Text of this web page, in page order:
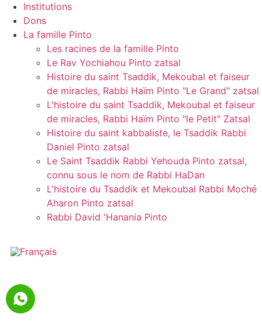
Institutions
Dons
La famille Pinto
Les racines de la famille Pinto
Le Rav Yochiahou Pinto zatsal
Histoire du saint Tsaddik, Mekoubal et faiseur
de miracles, Rabbi Haïm Pinto "Le Grand" zatsal
L'histoire du saint Tsaddik, Mekoubal et faiseur
de miracles, Rabbi Haïm Pinto "le Petit" Zatsal
Histoire du saint kabbaliste, le Tsaddik Rabbi
Daniel Pinto zatsal
Le Saint Tsaddik Rabbi Yehouda Pinto zatsal,
connu sous le nom de Rabbi HaDan
L'histoire du Tsaddik et Mekoubal Rabbi Moché
Aharon Pinto zatsal
Rabbi David 'Hanania Pinto